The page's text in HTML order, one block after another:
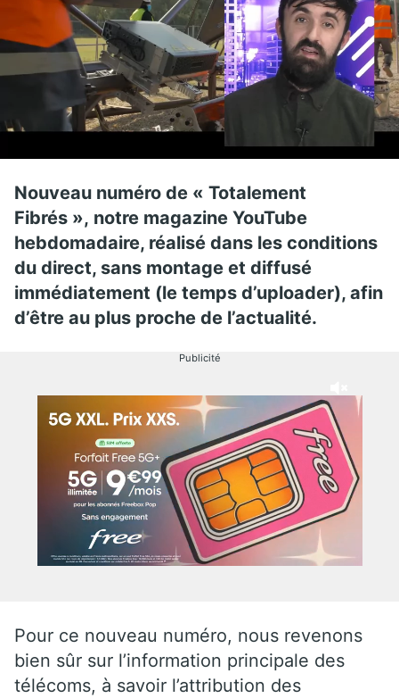
Nouveau numéro de « Totalement
Fibrés », notre magazine YouTube
hebdomadaire, réalisé dans les conditions
du direct, sans montage et diffusé
immédiatement (le temps d’uploader), afin
d’être au plus proche de l’actualité.
Publicité
Pour ce nouveau numéro, nous revenons
bien sûr sur l’information principale des
télécoms, à savoir l’attribution des